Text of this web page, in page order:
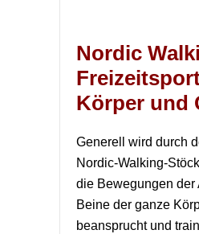
Nordic
Körper und
Generell wird durch
Nordic-Walking-
die Bewegungen der
Beine der ganze
beansprucht und